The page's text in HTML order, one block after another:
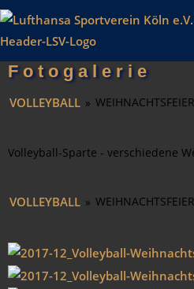
Fotogalerie
VOLLEYBALL »
Volleyball-Sparte - verschiedene
VOLLEYBALL »